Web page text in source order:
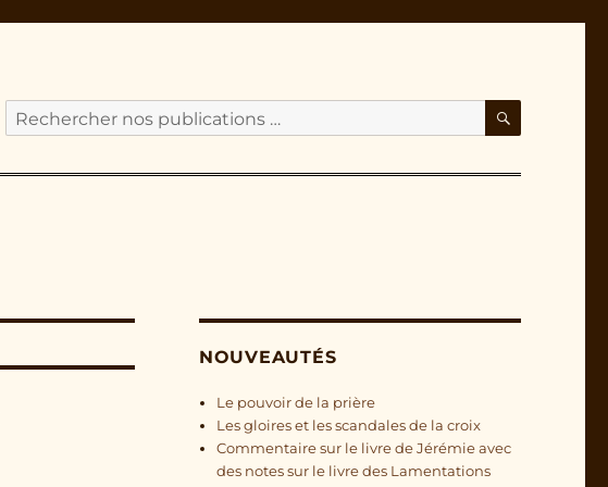
Cherchez
publications
NOUVEAUTÉS
Le pouvoir de la prière
Les gloires et les scandales de la croix
Commentaire sur le livre de Jérémie avec
des notes sur le livre des Lamentations